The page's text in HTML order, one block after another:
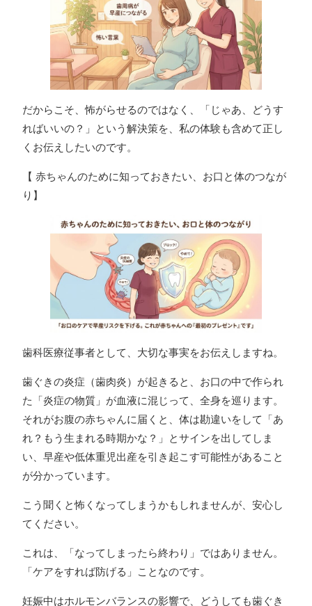
だからこそ、怖がらせるのではなく、「じゃあ、どうす
ればいいの？」という解決策を、私の体験も含めて正し
くお伝えしたいのです。
【 赤ちゃんのために知っておきたい、お口と体のつなが
り】
歯科医療従事者として、大切な事実をお伝えしますね。
歯ぐきの炎症（歯肉炎）が起きると、お口の中で作られ
た「炎症の物質」が血液に混じって、全身を巡ります。
それがお腹の赤ちゃんに届くと、体は勘違いをして「あ
れ？もう生まれる時期かな？」とサインを出してしま
い、早産や低体重児出産を引き起こす可能性があること
が分かっています。
こう聞くと怖くなってしまうかもしれませんが、安心し
てください。
これは、「なってしまったら終わり」ではありません。
「ケアをすれば防げる」ことなのです。
妊娠中はホルモンバランスの影響で、どうしても歯ぐき